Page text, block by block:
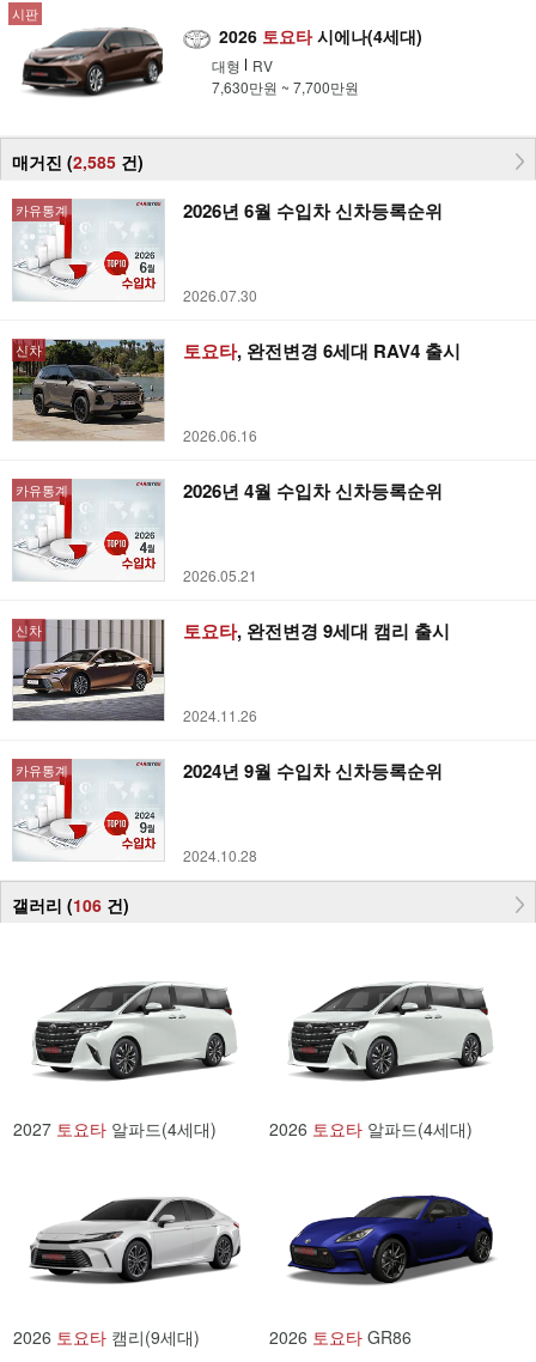
시판
2026 토요타시에나(4세대)
대형
RV
7,630만원 ~ 7,700만원
매거진 (2,585 건)
카유통계 2026년 6월 수입차 신차등록순위
2026.07.30
신차 토요타, 완전변경 6세대 RAV4 출시
2026.06.16
카유통계 2026년 4월 수입차 신차등록순위
2026.05.21
신차 토요타, 완전변경 9세대 캠리 출시
2024.11.26
카유통계 2024년 9월 수입차 신차등록순위
2024.10.28
갤러리 (106 건)
2027 토요타 알파드(4세대) 2026 토요타알파드(4세대)
2026 토요타 캠리(9세대) 2026 토요타GR86